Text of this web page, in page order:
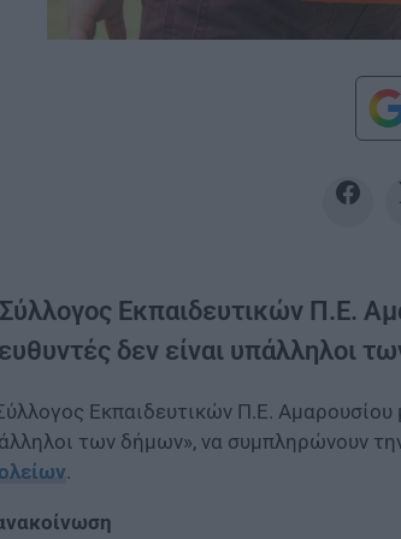
Εκπαιδευτικών Π.Ε.
δεν είναι υπάλληλοι
Εκπαιδευτικών Π.Ε. Αμαρουσίου
των δήμων», να συμπληρώνουν
.